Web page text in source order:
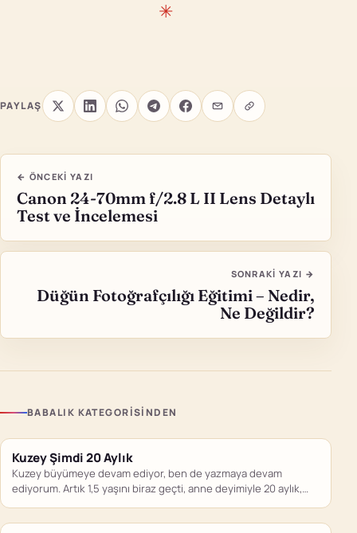
PAYLAŞ
← ÖNCEKI YAZI
Canon 24-70mm f/2.8 L II Lens Detaylı
Test ve İncelemesi
SONRAKI YAZI →
Düğün Fotoğrafçılığı Eğitimi – Nedir,
Ne Değildir?
BABALIK KATEGORISINDEN
Kuzey Şimdi 20 Aylık
Kuzey büyümeye devam ediyor, ben de yazmaya devam
ediyorum. Artık 1,5 yaşını biraz geçti, anne deyimiyle 20 aylık,…